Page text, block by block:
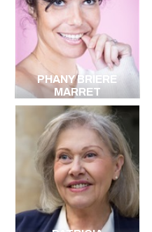
PHANY BRIERE
MARRET